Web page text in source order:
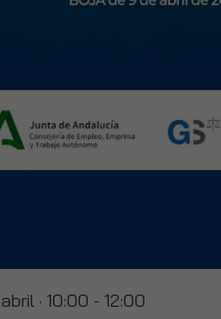
· 10:00 - 12:00